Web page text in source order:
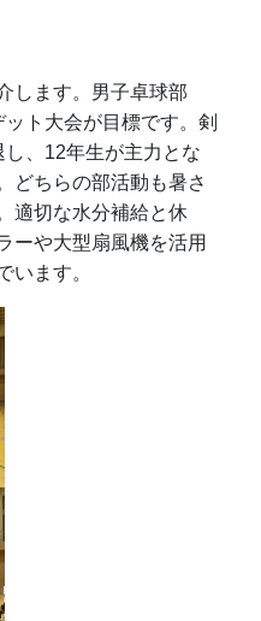
します。男子卓球部
ト大会が目標です。剣
、12年生が主力とな
どちらの部活動も暑さ
適切な水分補給と休
ーや大型扇風機を活用
います。